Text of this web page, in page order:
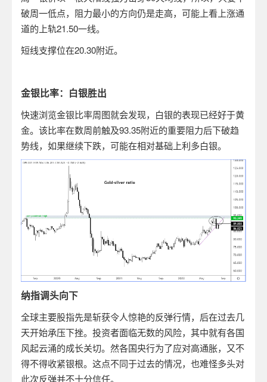
破周一低点，阻力最小的方向仍是走高，可能上看上涨通
道的上轨21.50一线。
短线支撑位在20.30附近。
金银比率：白银胜出
快速浏览金银比率周图就会发现，白银的表现已经好于黄
金。该比率在数周前触及93.35附近的重要阻力后下破趋
势线，如果继续下跌，可能在相对基础上利多白银。
纳指调头向下
全球主要股指先是斩获令人惊艳的反弹行情，后在过去几
天开始承压下挫。投资者面临无数的风险，其中就有各国
风起云涌的成长关切。然各国央行为了应对高通胀，又不
得不得收紧银根。这点不同于过去的情况，也难怪多头对
此次反弹并不十分信任。